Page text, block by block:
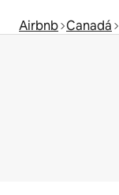
Airbnb Canadá